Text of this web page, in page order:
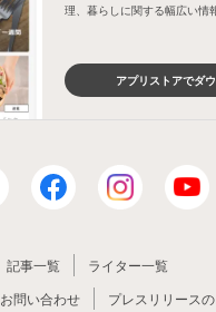
理、暮らしに関する幅広い情
アプリストアでダ
記事一覧
ライター一覧
お問い合わせ プレスリリース